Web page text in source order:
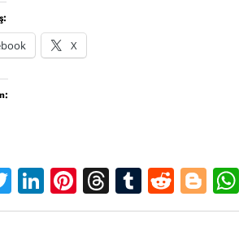
X
TwitterLinkedIn
Pinterest
Threads
Tumblr
Reddit